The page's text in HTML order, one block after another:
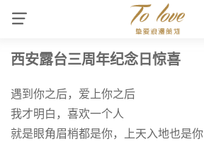
西安露台三周年纪念日惊喜
遇到你之后，爱上你之后
我才明白，喜欢一个人
就是眼角眉梢都是你，上天入地也是你